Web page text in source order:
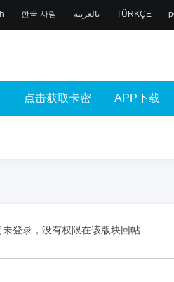
한국 사람 بالعربية TÜRKÇE
点击获取卡密 APP下载
未登录，没有权限在该版块回帖